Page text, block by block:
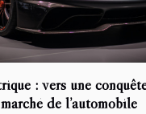
: vers une
de l’automobile